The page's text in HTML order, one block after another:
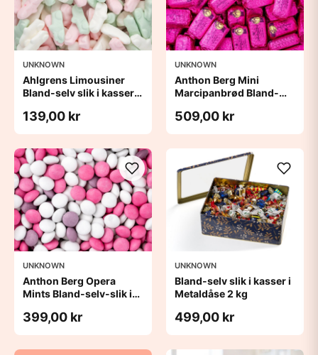
UNKNOWN
Ahlgrens Limousiner
Bland-selv slik i kasser 1
139,00 kr
UNKNOWN
Anthon Berg Mini
Marcipanbrød Bland-
509,00 kr
UNKNOWN
Anthon Berg Opera
Mints Bland-selv-slik i
399,00 kr
UNKNOWN
Bland-selv slik i kasser i
Metaldåse 2 kg
499,00 kr